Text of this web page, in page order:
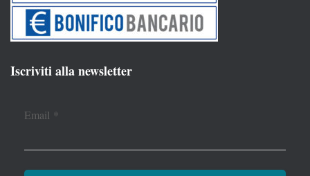
Iscriviti alla newsletter
Email *